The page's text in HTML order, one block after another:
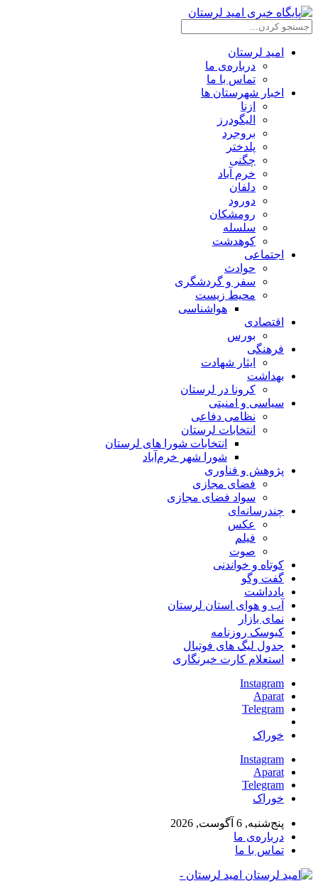
امید لرستان
درباره‌ی ما
تماس با ما
اخبار شهرستان ها
ازنا
الیگودرز
بروجرد
پلدختر
چگنی
خرم آباد
دلفان
دورود
رومشکان
سلسله
کوهدشت
اجتماعی
حوادث
سفر و گردشگری
محیط زیست
هواشناسی
اقتصادی
بورس
فرهنگی
ایثار شهادت
بهداشت
کرونا در لرستان
سیاسی و امنیتی
نظامی دفاعی
انتخابات لرستان
انتخابات شورا های لرستان
شورا شهر خرم‌آباد
پژوهش و فناوری
فضای مجازی
سواد فضای مجازی
چندرسانه‌ای
عكس
فیلم
صوت
کوتاه و خواندنی
گفت وگو
یادداشت
آب و هوای استان لرستان
نمای بازار
کیوسک روزنامه
جدول لیگ های فوتبال
استعلام کارت خبرنگاری
Instagram
Aparat
Telegram
خوراک
Instagram
Aparat
Telegram
خوراک
پنج‌شنبه, 6 آگوست, 2026
درباره‌ی ما
تماس با ما
امید لرستان -